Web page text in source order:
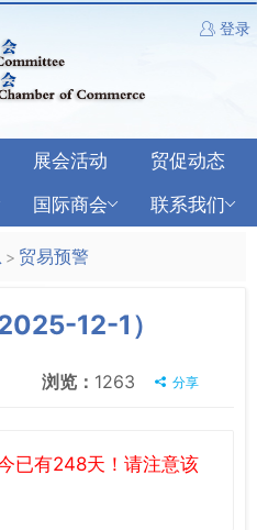
登录
展会活动
贸促动态
国际商会 联系我们
> 贸易预警
12-1）
浏览： 1263 分享
已有248天！请注意该